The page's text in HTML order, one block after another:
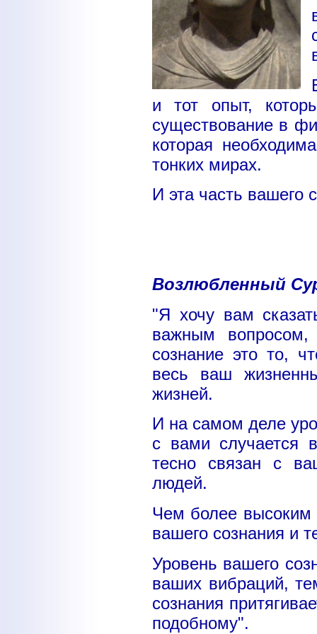
и тот опыт,
существование в
которая
тонких мирах.
И эта часть вашего
Возлюбленный
"Я хочу вам
важным
сознание это то,
весь ваш
жизней.
И на самом деле
с вами случается
тесно связан с
людей.
Чем более высоким
вашего сознания и
Уровень вашего
ваших вибраций,
сознания
подобному".